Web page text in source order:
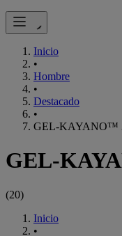
Inicio
•
Hombre
•
Destacado
•
GEL-KAYANO™
GEL-
(20)
Inicio
•